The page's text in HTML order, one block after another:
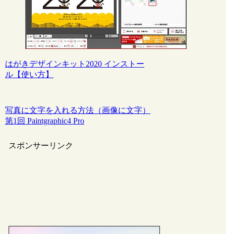
はがきデザインキット2020 インストー
ル【使い方】
写真に文字を入れる方法（画像に文字）
第1回 Paintgraphic4 Pro
スポンサーリンク